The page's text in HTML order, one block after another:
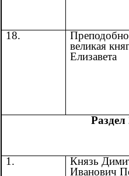
18.
великая
Елизавета
1.
Князь
Иванович